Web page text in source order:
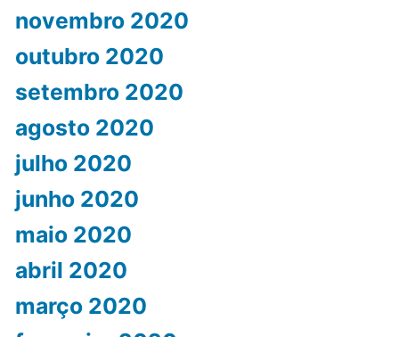
novembro 2020
outubro 2020
setembro 2020
agosto 2020
julho 2020
junho 2020
maio 2020
abril 2020
março 2020